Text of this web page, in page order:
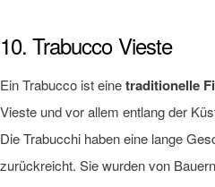
10. Trabucco Vieste
Ein Trabucco ist einetraditionelle
Vieste und vor allem entlang der
Die Trabucchi haben eine lange
zurückreicht. Sie wurden von